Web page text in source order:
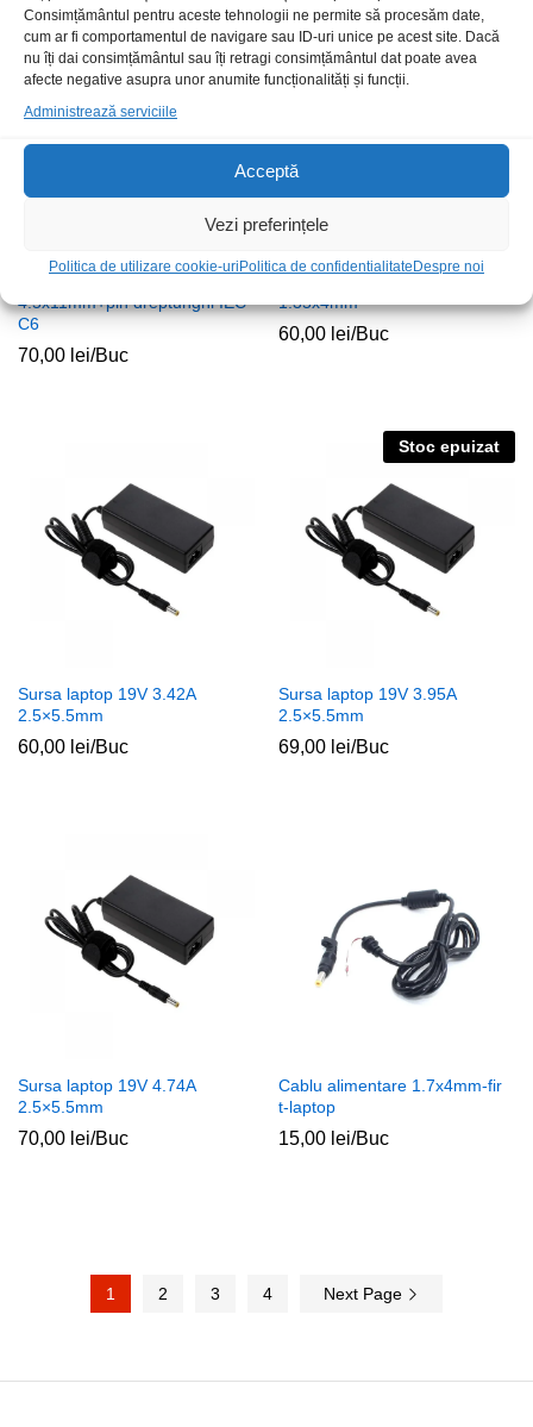
Consimțământul pentru aceste tehnologii ne permite să procesăm date,
cum ar fi comportamentul de navigare sau ID-uri unice pe acest site. Dacă
nu îți dai consimțământul sau îți retragi consimțământul dat poate avea
afecte negative asupra unor anumite funcționalități și funcții.
Administrează serviciile
Acceptă
Vezi preferințele
Politica de utilizare cookie-uri Politica de confidentialitate Despre noi
4.5x11mm+pin dreptunghi IEC
C6
70,00 lei/Buc
Stoc epuizat
1.35x4mm
60,00 lei/Buc
Sursa laptop 19V 3.42A
2.5×5.5mm
60,00 lei/Buc
Stoc epuizat
Sursa laptop 19V 3.95A
2.5×5.5mm
69,00 lei/Buc
Sursa laptop 19V 4.74A
2.5×5.5mm
70,00 lei/Buc
Cablu alimentare 1.7x4mm-fir
t-laptop
15,00 lei/Buc
1 2 3 4 Next Page